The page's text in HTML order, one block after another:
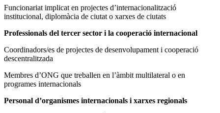
Funcionariat implicat en projectes d’internacionalització
institucional, diplomàcia de ciutat o xarxes de ciutats
Professionals del tercer sector i la cooperació internacional
Coordinadors/es de projectes de desenvolupament i cooperació
descentralitzada
Membres d’ONG que treballen en l’àmbit multilateral o en
programes internacionals
Personal d’organismes internacionals i xarxes regionals